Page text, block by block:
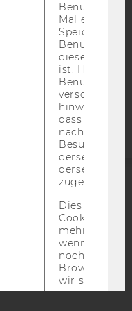
STUDIERENDE
Benutzer
Mal eine
Speichert die
Benutzer-ID,
diese Seite
ist. Hotjar
Benutzer
verschiedene
hinweg.Stellt
dass Daten
Besuchen auf
derselben
derselben
zugeordnet
Dies ist ein
Cookie, das
mehr setzen,
wenn ein
noch in
Browser hat,
wir seinen